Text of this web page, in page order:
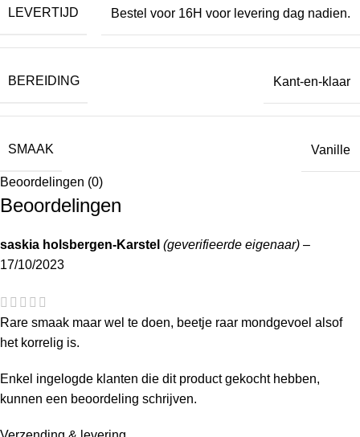
LEVERTIJD Bestel voor 16H voor levering dag nadien.
BEREIDING Kant-en-klaar
SMAAK Vanille
Beoordelingen (0)
Beoordelingen
saskia holsbergen-Karstel (geverifieerde eigenaar) –
17/10/2023
Rare smaak maar wel te doen, beetje raar mondgevoel alsof
het korrelig is.
Enkel ingelogde klanten die dit product gekocht hebben,
kunnen een beoordeling schrijven.